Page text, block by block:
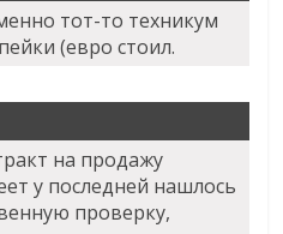
тот-то техникум
(евро стоил.
на продажу
у последней нашлось
проверку,